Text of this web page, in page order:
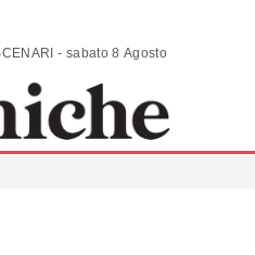
ANALISI | COMMENTI | SCENARI - sabato 8 Agosto 2026